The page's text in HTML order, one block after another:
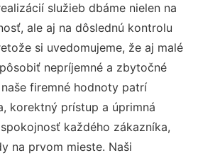
služieb dbáme nielen na
ale aj na dôslednú kontrolu
si uvedomujeme, že aj malé
nepríjemné a zbytočné
firemné hodnoty patrí
korektný prístup a úprimná
každého zákazníka,
na prvom mieste. Naši